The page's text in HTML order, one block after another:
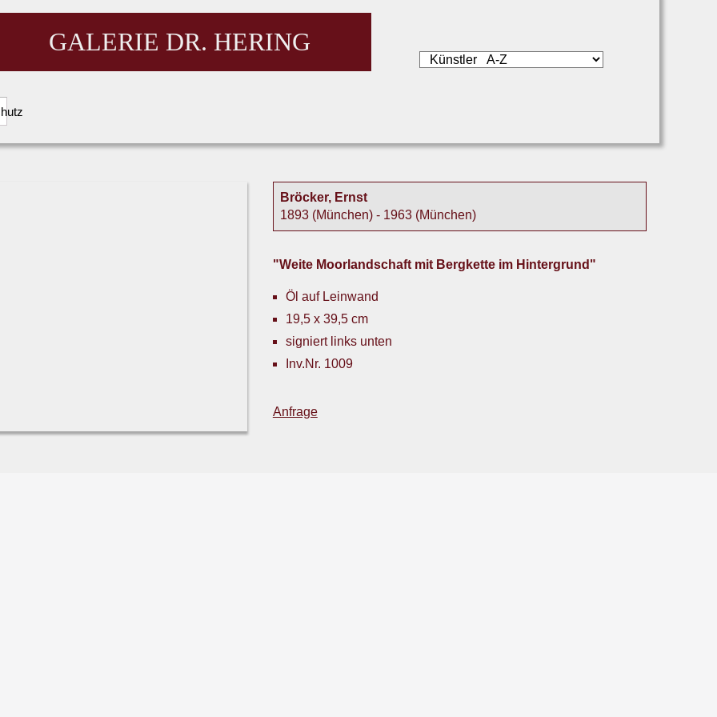
GALERIE DR. HERING
Bröcker, Ernst
1893 (München) - 1963 (München)
"Weite Moorlandschaft mit Bergkette im Hintergrund"
Öl auf Leinwand
19,5 x 39,5 cm
signiert links unten
Inv.Nr. 1009
Anfrage